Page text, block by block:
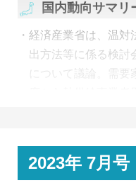
国内動向サマリ
経済産業省は、温対
出方法等に係る検討
について議論。需
kWhあたり約1.4円
10月開設予定のク
2023年 7月